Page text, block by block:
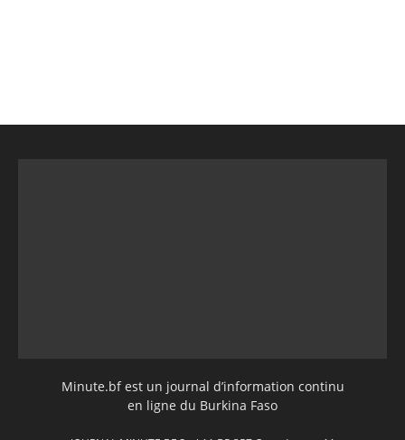
Minute.bf est un journal d’information continu
en ligne du Burkina Faso